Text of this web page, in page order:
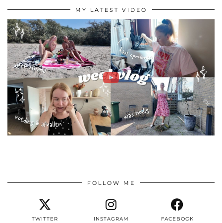
MY LATEST VIDEO
FOLLOW ME
TWITTER INSTAGRAM FACEBOOK